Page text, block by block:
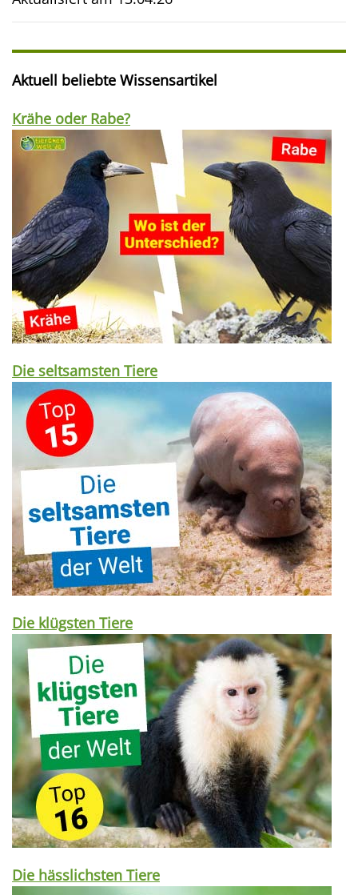
Aktuell beliebte Wissensartikel
Krähe oder Rabe?
Die seltsamsten Tiere
Die klügsten Tiere
Die hässlichsten Tiere